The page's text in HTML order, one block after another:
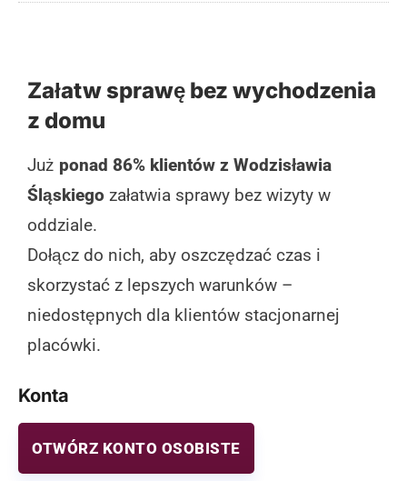
Załatw sprawę bez wychodzenia
z domu
Już ponad 86% klientów z Wodzisławia
Śląskiego załatwia sprawy bez wizyty w
oddziale.
Dołącz do nich, aby oszczędzać czas i
skorzystać z lepszych warunków –
niedostępnych dla klientów stacjonarnej
placówki.
Konta
OTWÓRZ KONTO OSOBISTE